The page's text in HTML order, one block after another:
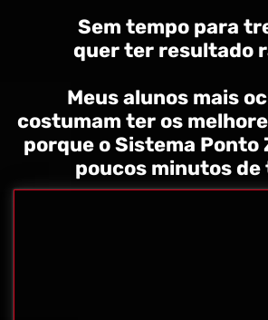
Sem tempo para
quer ter resultado
Meus alunos mais
costumam ter os
porque o Sistema Ponto
poucos minutos